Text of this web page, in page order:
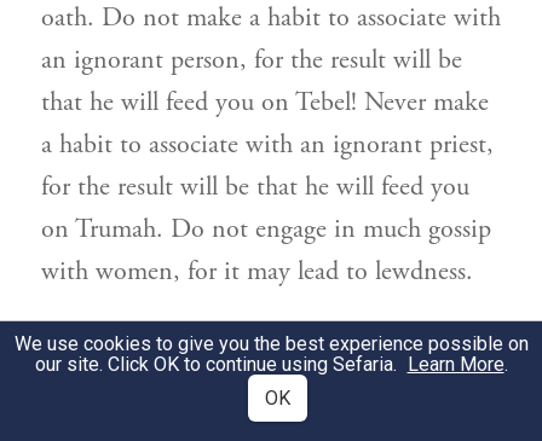
oath. Do not make a habit to associate with
an ignorant person, for the result will be
that he will feed you on Tebel! Never make
a habit to associate with an ignorant priest,
for the result will be that he will feed you
on Trumah. Do not engage in much gossip
with women, for it may lead to lewdness.
2 תניא ו (שמות כ כ) ובעבור תהיה יראתו
על פניכם זה בושה (שם
We use cookies to give you the best experience possible on
our site. Click OK to continue using Sefaria. Learn More.
OK